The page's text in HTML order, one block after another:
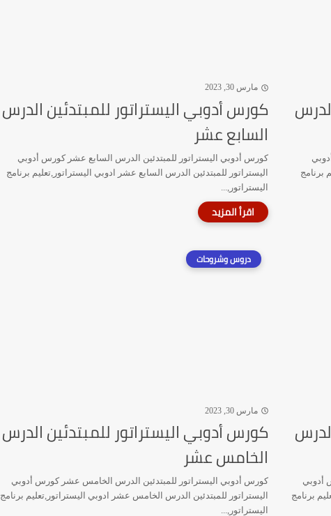
برنامج
مارس 30, 2023
كورس أدوبي اليستراتور للمبتدئين الدرس
السابع عشر
كورس أدوبي اليستراتور للمبتدئين الدرس السابع عشر كورس أدوبي
اليستراتور للمبتدئين الدرس السابع عشر ادوبي اليستراتور,تعليم برنامج
اليستراتور,...
أدوبي
برنامج
دروس وشروحات
مارس 30, 2023
كورس أدوبي اليستراتور للمبتدئين الدرس
الخامس عشر
كورس أدوبي اليستراتور للمبتدئين الدرس الخامس عشر كورس أدوبي
اليستراتور للمبتدئين الدرس الخامس عشر ادوبي اليستراتور,تعليم برنامج
اليستراتور,...